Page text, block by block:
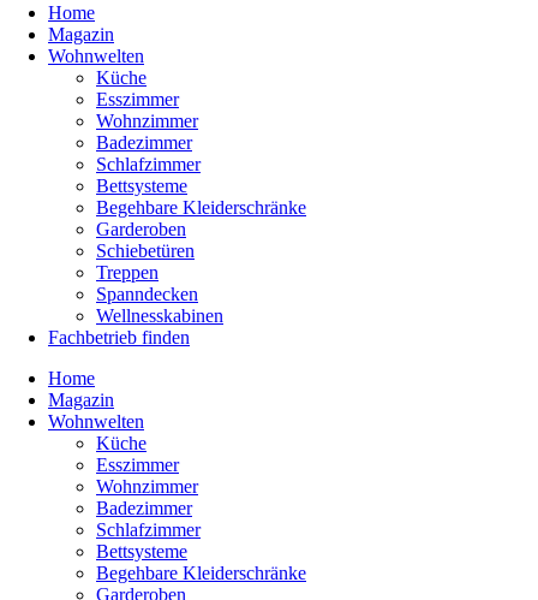
Home
Magazin
Wohnwelten
Küche
Esszimmer
Wohnzimmer
Badezimmer
Schlafzimmer
Bettsysteme
Begehbare Kleiderschränke
Garderoben
Schiebetüren
Treppen
Spanndecken
Wellnesskabinen
Fachbetrieb finden
Home
Magazin
Wohnwelten
Küche
Esszimmer
Wohnzimmer
Badezimmer
Schlafzimmer
Bettsysteme
Begehbare Kleiderschränke
Garderoben